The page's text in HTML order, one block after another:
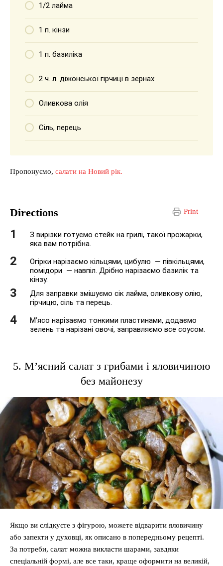
1/2 лайма
1 п. кінзи
1 п. базиліка
2 ч. л. діжонської гірчиці в зернах
Оливкова олія
Сіль, перець
Пропонуємо, салати на Новий рік.
Print
Directions
З вирізки готуємо стейк на грилі, такої прожарки,
яка вам потрібна.
Огірки нарізаємо кільцями, цибулю — півкільцями,
помідори — навпіл. Дрібно нарізаємо базилік та
кінзу.
Для заправки змішуємо сік лайма, оливкову олію,
гірчицю, сіль та перець.
М’ясо нарізаємо тонкими пластинами, додаємо
зелень та нарізані овочі, заправляємо все соусом.
5. М’ясний салат з грибами і яловичиною
без майонезу
Якщо ви слідкуєте з фігурою, можете відварити яловичину
або запекти у духовці, як описано в попередньому рецепті.
За потреби, салат можна викласти шарами, завдяки
спеціальній формі, але все таки, краще оформити на великій,